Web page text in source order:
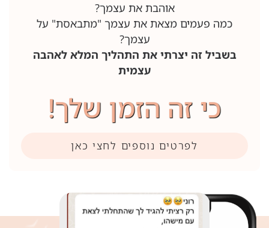
אוהבת את עצמך?
כמה פעמים מצאת את עצמך "מתבאסת" על
עצמך?
בשביל זה יצרתי את התהליך המלא לאהבה
עצמית
כי זה הזמן שלך!
לפרטים נוספים לחצי כאן